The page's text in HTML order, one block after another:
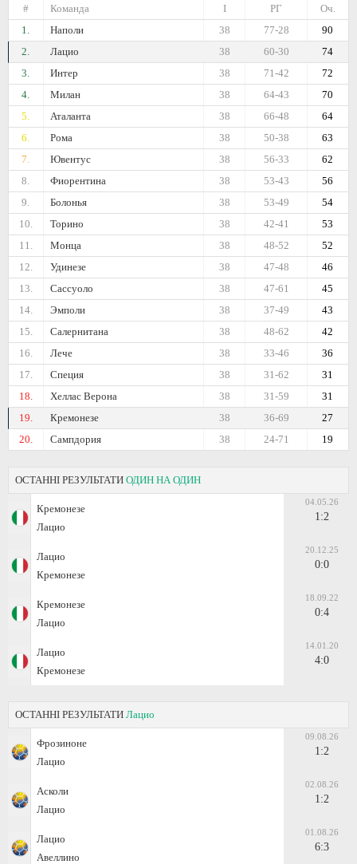
# Команда Оч.
РГ
I
1.
Наполи 90
77-28
38
2.
Лацио 74
60-30
38
3.
Интер 72
71-42
38
4.
Милан 70
64-43
38
5.
Аталанта 64
66-48
38
6.
Рома 63
50-38
38
7.
Ювентус 62
56-33
38
8.
Фиорентина 56
53-43
38
9.
Болонья 54
53-49
38
10.
Торино 53
42-41
38
11.
Монца 52
48-52
38
12.
Удинезе 46
47-48
38
13.
Сассуоло 45
47-61
38
14.
Эмполи 43
37-49
38
15.
Салернитана 42
48-62
38
16.
Лече 36
33-46
38
17.
Специя 31
31-62
38
18.
Хеллас Верона 31
31-59
38
19.
Кремонезе 27
36-69
38
20.
Сампдория 19
24-71
38
ОСТАННІ РЕЗУЛЬТАТИ ОДИН НА ОДИН
Кремонезе
Лацио
04.05.26
1:2
Лацио
Кремонезе
20.12.25
0:0
Кремонезе
Лацио
18.09.22
0:4
Лацио
Кремонезе
14.01.20
4:0
ОСТАННІ РЕЗУЛЬТАТИ Лацио
Фрозиноне
Лацио
09.08.26
1:2
Асколи
Лацио
02.08.26
1:2
Лацио
Авеллино
01.08.26
6:3